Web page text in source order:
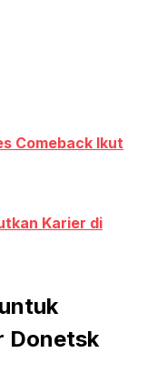
Comeback Ikut
Karier di
Donetsk